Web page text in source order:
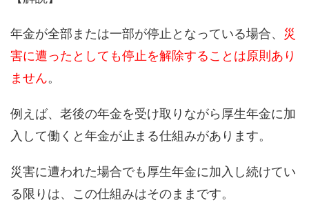
年金が全部または一部が停止となっている場合、 災
害に遭ったとしても停止を解除することは原則あり
ません。
例えば、老後の年金を受け取りながら厚生年金に加
入して働くと年金が止まる仕組みがあります。
災害に遭われた場合でも厚生年金に加入し続けてい
る限りは、この仕組みはそのままです。